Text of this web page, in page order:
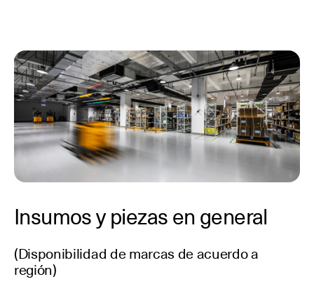
Insumos y piezas en general
(Disponibilidad de marcas de acuerdo a
región)